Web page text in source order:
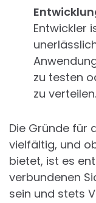
Entwickler
zu testen
zu verteilen.
Die Gründe für
vielfältig, und
bietet, ist es
verbundenen
sein und stets